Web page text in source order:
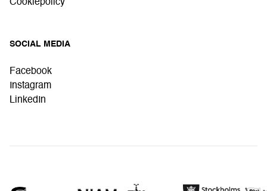
Cookiepolicy
SOCIAL MEDIA
Facebook
Instagram
LinkedIn